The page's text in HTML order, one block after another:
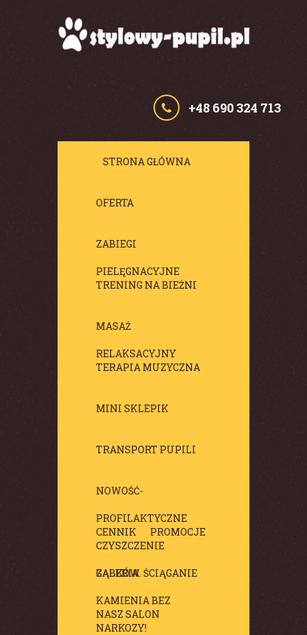
+48 690 324 713
STRONA GŁÓWNA
OFERTA
ZABIEGI
PIELĘGNACYJNE
TRENING NA BIEŻNI
MASAŻ
RELAKSACYJNY
TERAPIA MUZYCZNA
MINI SKLEPIK
TRANSPORT PUPILI
NOWOŚĆ-
PROFILAKTYCZNE
CZYSZCZENIE
ZĄBKÓW. ŚCIĄGANIE
KAMIENIA BEZ
NARKOZY!
CENNIK PROMOCJE
GALERIA
NASZ SALON